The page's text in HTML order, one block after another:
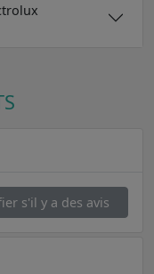
s'il y a des avis